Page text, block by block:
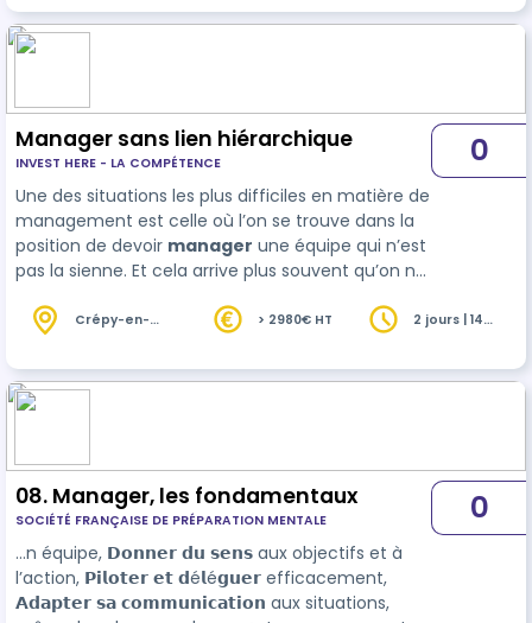
des actions absolument essentielles pour le
nouveau promu ou nommé. Comme dans
Manager sans lien hiérarchique
INVEST HERE - LA COMPÉTENCE
Une des situations les plus difficiles en matière de
management est celle où l’on se trouve dans la
position de devoir manager une équipe qui n’est
pas la sienne. Et cela arrive plus souvent qu’on ne
prend des responsabilités transversales, lorsqu’on
simplement lorsqu’on doit re…
0
Crépy-en-
> 2980€ HT
2 jours | 14
08. Manager, les fondamentaux
SOCIÉTÉ FRANÇAISE DE PRÉPARATION MENTALE
…n équipe, 𝗗𝗼𝗻𝗻𝗲𝗿 𝗱𝘂 𝘀𝗲𝗻𝘀 aux objectifs et à
l’action, 𝗣𝗶𝗹𝗼𝘁𝗲𝗿 𝗲𝘁 𝗱é𝗹é𝗴𝘂𝗲𝗿 efficacement,
𝗔𝗱𝗮𝗽𝘁𝗲𝗿 𝘀𝗮 𝗰𝗼𝗺𝗺𝘂𝗻𝗶𝗰𝗮𝘁𝗶𝗼𝗻 aux situations,
0